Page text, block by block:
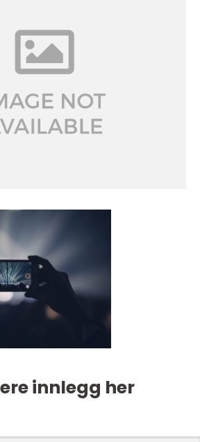
innlegg her